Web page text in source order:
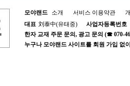
모야랜드 소개 서비스 이용약관
대표 刘泰中(유태중) 사업자등록번호
한자 교재 주문 문의, 광고 문의 (☎ 070-
누구나 모야랜드 사이트를 회원 가입 없